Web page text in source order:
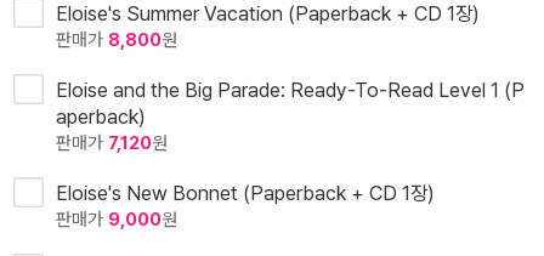
Eloise's Summer Vacation (Paperback + CD 1장)
판매가 8,800원
Eloise and the Big Parade: Ready-To-Read Level 1 (P
aperback)
판매가 7,120원
Eloise's New Bonnet (Paperback + CD 1장)
판매가 9,000원